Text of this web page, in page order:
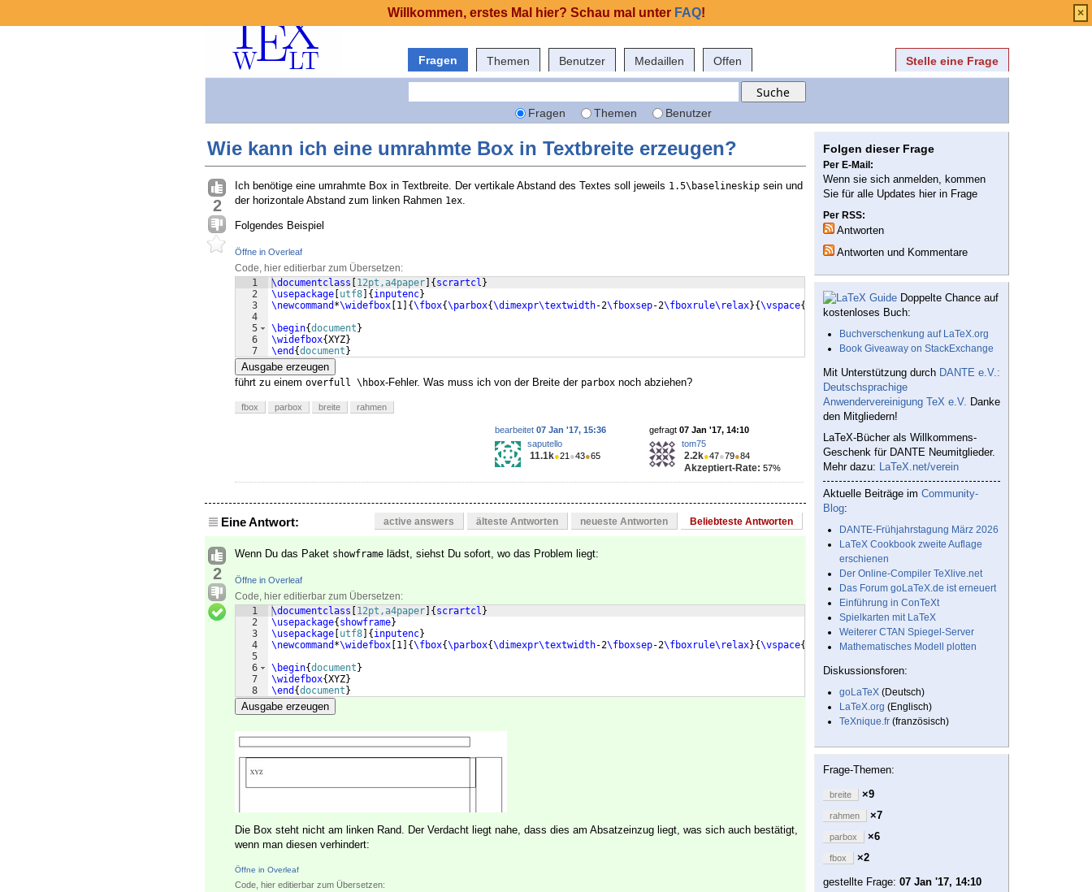
Fragen Themen Benutzer Medaillen Offen Stelle eine Frage
Fragen Themen Benutzer
Wie kann ich eine umrahmte Box in Textbreite erzeugen?
2
Ich benötige eine umrahmte Box in Textbreite. Der vertikale Abstand des Textes soll jeweils 1.5\baselineskip sein und
der horizontale Abstand zum linken Rahmen 1ex.
Folgendes Beispiel
Öffne in Overleaf
Code, hier editierbar zum Übersetzen:
1
2
3
4
5
6
7
\documentclass 12pt,a4paper { scrartcl }
\usepackage utf8 { inputenc}
\newcommand *\widefbox 1 {\fbox{\parbox{\dimexpr\textwidth-2\fboxsep-2\fboxrule\relax}{\vspace{ \baselineskip }\hspace
\begin{document }
\widefbox{XYZ}
\end {document }
Ausgabe erzeugen
führt zu einem overfull \hbox-Fehler. Was muss ich von der Breite der parbox noch abziehen?
fbox parbox breite rahmen
gefragt 07 Jan '17, 14:10
tom75
2.2k●47●79●84
Akzeptiert-Rate: 57%
bearbeitet 07 Jan '17, 15:36
saputello
11.1k●21 ●43●65
Eine Antwort: active answers älteste Antworten neueste Antworten Beliebteste Antworten
2
Wenn Du das Paket showframe lädst, siehst Du sofort, wo das Problem liegt:
Öffne in Overleaf
Code, hier editierbar zum Übersetzen:
1
2
3
4
5
6
7
8
\documentclass 12pt,a4paper { scrartcl }
\usepackage{ showframe}
\usepackage utf8 { inputenc}
\newcommand *\widefbox 1 {\fbox{\parbox{\dimexpr\textwidth-2\fboxsep-2\fboxrule\relax}{\vspace{ \baselineskip}\hspace{1ex}#1
\begin{document }
\widefbox{XYZ}
\end {document }
Ausgabe erzeugen
Die Box steht nicht am linken Rand. Der Verdacht liegt nahe, dass dies am Absatzeinzug liegt, was sich auch bestätigt,
wenn man diesen verhindert:
Öffne in Overleaf
Code, hier editierbar zum Übersetzen:
Folgen dieser Frage
Per E-Mail:
Wenn sie sich anmelden, kommen
Sie für alle Updates hier in Frage
Per RSS:
Antworten
Antworten und Kommentare
Doppelte Chance auf
kostenloses Buch:
Buchverschenkung auf LaTeX.org
Book Giveaway on StackExchange
Mit Unterstützung durch DANTE e.V.:
Deutschsprachige
Anwendervereinigung TeX e.V. Danke
den Mitgliedern!
LaTeX-Bücher als Willkommens-
Geschenk für DANTE Neumitglieder.
Mehr dazu: LaTeX.net/verein
Aktuelle Beiträge im Community-
Blog:
DANTE-Frühjahrstagung März 2026
LaTeX Cookbook zweite Auflage
erschienen
Der Online-Compiler TeXlive.net
Das Forum goLaTeX.de ist erneuert
Einführung in ConTeXt
Spielkarten mit LaTeX
Weiterer CTAN Spiegel-Server
Mathematisches Modell plotten
Diskussionsforen:
goLaTeX (Deutsch)
LaTeX.org (Englisch)
TeXnique.fr (französisch)
Frage-Themen:
breite ×9
rahmen ×7
parbox ×6
fbox
×2
gestellte Frage: 07 Jan '17, 14:10
Willkommen, erstes Mal hier? Schau mal unter FAQ! ×